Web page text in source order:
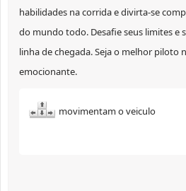
habilidades na corrida e divirta-se
do mundo todo. Desafie seus limites e
linha de chegada. Seja o melhor piloto
emocionante.
movimentam o veiculo